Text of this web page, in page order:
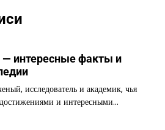
интересные факты и
исследователь и академик, чья
и интересными…